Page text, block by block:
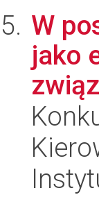
W
jako